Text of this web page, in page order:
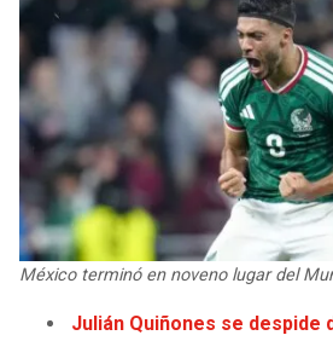
STEELERS
COLTS
JAGUARS
TITANS
COWBOYS
HORNETS
MAGIC
WIZARDS
WARRIORS
CLIPPERS
México terminó en noveno lugar del
Julián Quiñones se despide